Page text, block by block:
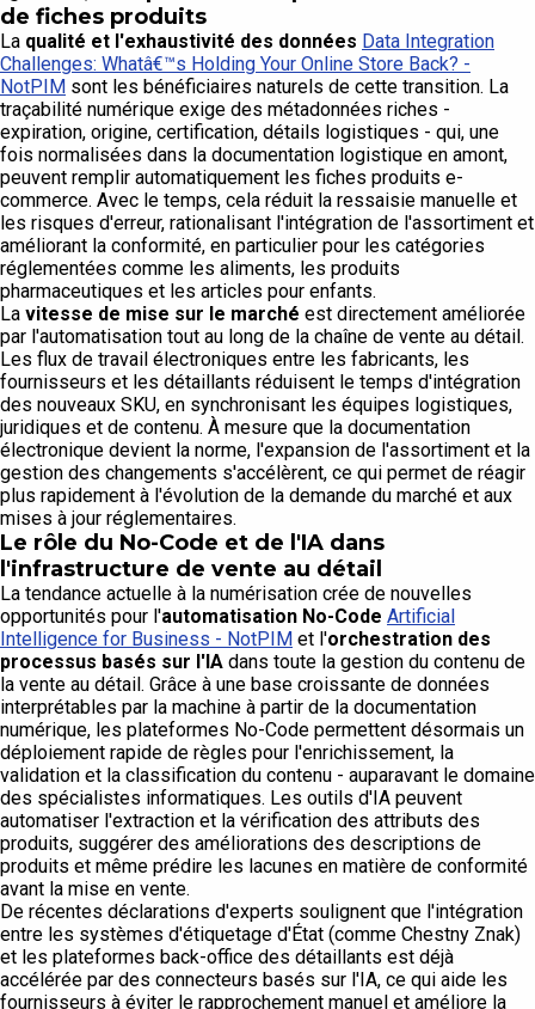
de fiches produits
La qualité et l'exhaustivité des données Data Integration
Challenges: Whatâ€™s Holding Your Online Store Back? -
NotPIM sont les bénéficiaires naturels de cette transition. La
traçabilité numérique exige des métadonnées riches -
expiration, origine, certification, détails logistiques - qui, une
fois normalisées dans la documentation logistique en amont,
peuvent remplir automatiquement les fiches produits e-
commerce. Avec le temps, cela réduit la ressaisie manuelle et
les risques d'erreur, rationalisant l'intégration de l'assortiment et
améliorant la conformité, en particulier pour les catégories
réglementées comme les aliments, les produits
pharmaceutiques et les articles pour enfants.
La vitesse de mise sur le marché est directement améliorée
par l'automatisation tout au long de la chaîne de vente au détail.
Les flux de travail électroniques entre les fabricants, les
fournisseurs et les détaillants réduisent le temps d'intégration
des nouveaux SKU, en synchronisant les équipes logistiques,
juridiques et de contenu. À mesure que la documentation
électronique devient la norme, l'expansion de l'assortiment et la
gestion des changements s'accélèrent, ce qui permet de réagir
plus rapidement à l'évolution de la demande du marché et aux
mises à jour réglementaires.
Le rôle du No-Code et de l'IA dans
l'infrastructure de vente au détail
La tendance actuelle à la numérisation crée de nouvelles
opportunités pour l'automatisation No-Code Artificial
Intelligence for Business - NotPIM et l'orchestration des
processus basés sur l'IA dans toute la gestion du contenu de
la vente au détail. Grâce à une base croissante de données
interprétables par la machine à partir de la documentation
numérique, les plateformes No-Code permettent désormais un
déploiement rapide de règles pour l'enrichissement, la
validation et la classification du contenu - auparavant le domaine
des spécialistes informatiques. Les outils d'IA peuvent
automatiser l'extraction et la vérification des attributs des
produits, suggérer des améliorations des descriptions de
produits et même prédire les lacunes en matière de conformité
avant la mise en vente.
De récentes déclarations d'experts soulignent que l'intégration
entre les systèmes d'étiquetage d'État (comme Chestny Znak)
et les plateformes back-office des détaillants est déjà
accélérée par des connecteurs basés sur l'IA, ce qui aide les
fournisseurs à éviter le rapprochement manuel et améliore la